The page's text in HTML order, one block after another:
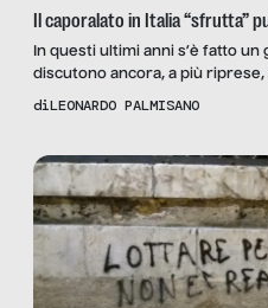
Il caporalato in Italia “sfrutta”
In questi ultimi anni s’è fatto
discutono ancora, a più
sindacale, quello giornalistico e
quando l’esito di questo
diLEONARDO PALMISANO